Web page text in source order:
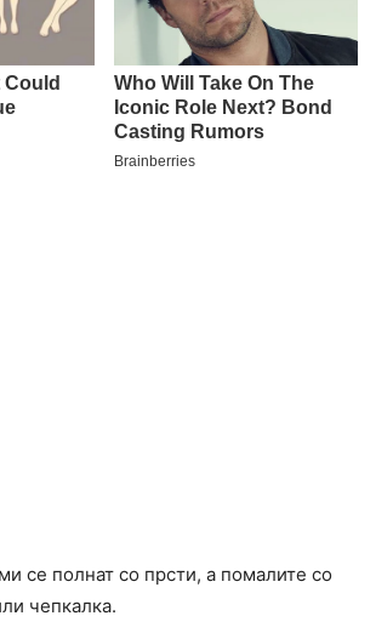
се полнат со прсти, а помалите со
чепкалка.